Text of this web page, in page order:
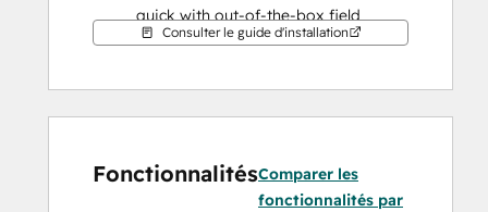
quick with out-of-the-box field
mappings already created for you
will sync right away, and updates will
sync as they happen
Note: this is optimized for a B2C sync.
HubSpot contacts will create and sync to
Consulter le guide d'installation
FonctionnalitésComparer les
fonctionnalités par